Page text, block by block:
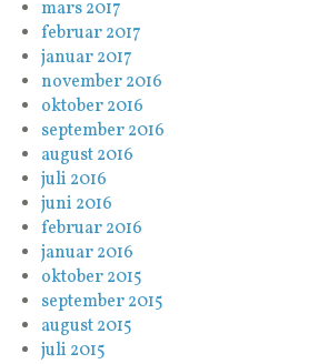
mars 2017
februar 2017
januar 2017
november 2016
oktober 2016
september 2016
august 2016
juli 2016
juni 2016
februar 2016
januar 2016
oktober 2015
september 2015
august 2015
juli 2015